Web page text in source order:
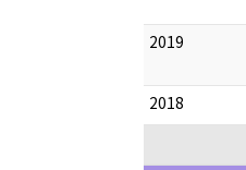
2019
2018